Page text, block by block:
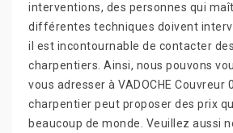
interventions, des personnes qui
différentes techniques doivent
il est incontournable de contacter
charpentiers. Ainsi, nous pouvons
vous adresser à VADOCHE Couvreur
charpentier peut proposer des prix
beaucoup de monde. Veuillez aussi